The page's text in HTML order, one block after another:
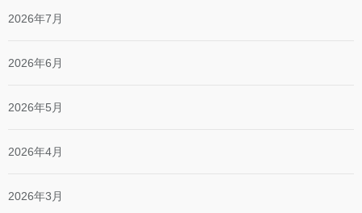
2026年7月
2026年6月
2026年5月
2026年4月
2026年3月